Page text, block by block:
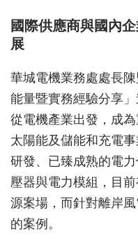
國際供應商與國內
展
華城電機業務處處長
能量暨實務經驗分享
從電機產業出發，成
太陽能及儲能和充電
研發、已臻成熟的電
壓器與電力模組，目
源案場，而針對離岸
的案例。